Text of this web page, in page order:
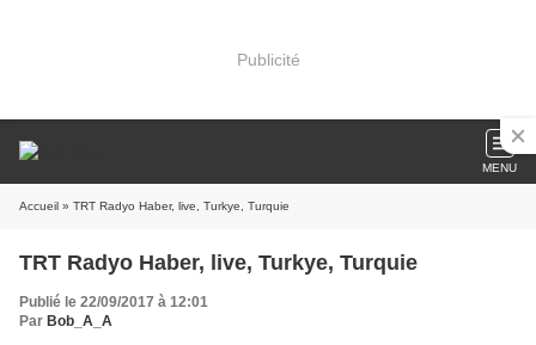
Publicité
MENU
Accueil » TRT Radyo Haber, live, Turkye, Turquie
TRT Radyo Haber, live, Turkye, Turquie
Publié le 22/09/2017 à 12:01
Par Bob_A_A